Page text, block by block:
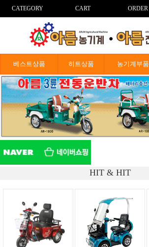
CATEGORY CART ORDER
베스트상품 히트상품 농기계부품
HIT & HIT